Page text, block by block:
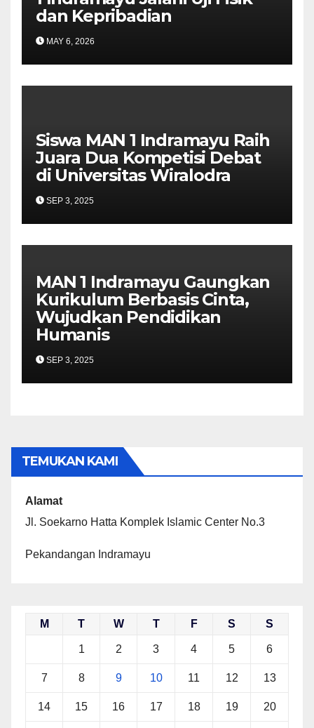
dan Kepribadian
MAY 6, 2026
Siswa MAN 1 Indramayu Raih
Juara Dua Kompetisi Debat
di Universitas Wiralodra
SEP 3, 2025
MAN 1 Indramayu Gaungkan
Kurikulum Berbasis Cinta,
Wujudkan Pendidikan
Humanis
SEP 3, 2025
TEMUKAN KAMI
Alamat
Jl. Soekarno Hatta Komplek Islamic Center No.3
Pekandangan Indramayu
M T W T F S S
1 2 3 4 5 6
7 8 9 10 11 12 13
14 15 16 17 18 19 20